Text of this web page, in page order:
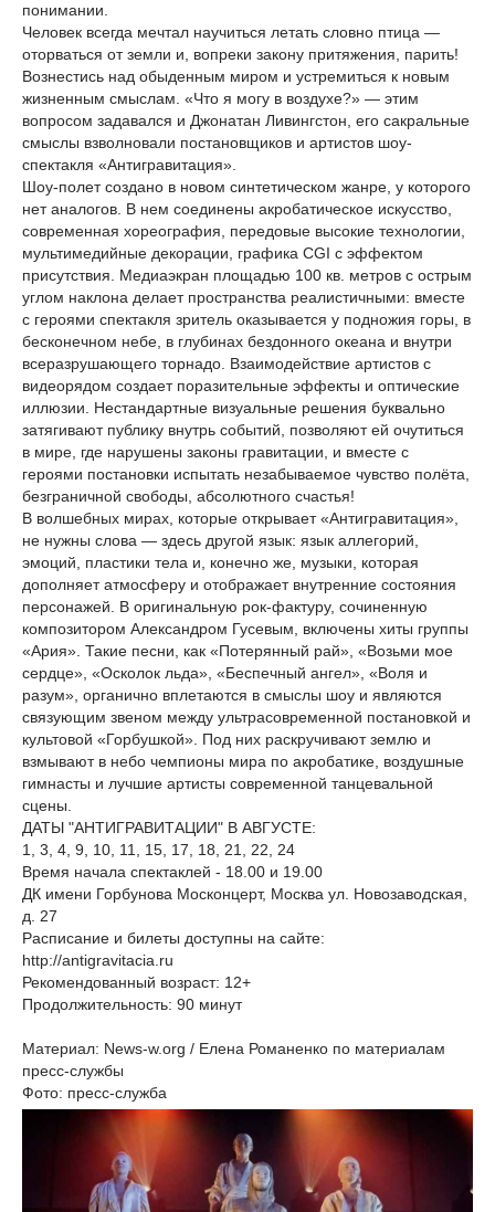
понимании.
Человек всегда мечтал научиться летать словно птица —
оторваться от земли и, вопреки закону притяжения, парить!
Вознестись над обыденным миром и устремиться к новым
жизненным смыслам. «Что я могу в воздухе?» — этим
вопросом задавался и Джонатан Ливингстон, его сакральные
смыслы взволновали постановщиков и артистов шоу-
спектакля «Антигравитация».
Шоу-полет создано в новом синтетическом жанре, у которого
нет аналогов. В нем соединены акробатическое искусство,
современная хореография, передовые высокие технологии,
мультимедийные декорации, графика CGI с эффектом
присутствия. Медиаэкран площадью 100 кв. метров с острым
углом наклона делает пространства реалистичными: вместе
с героями спектакля зритель оказывается у подножия горы, в
бесконечном небе, в глубинах бездонного океана и внутри
всеразрушающего торнадо. Взаимодействие артистов с
видеорядом создает поразительные эффекты и оптические
иллюзии. Нестандартные визуальные решения буквально
затягивают публику внутрь событий, позволяют ей очутиться
в мире, где нарушены законы гравитации, и вместе с
героями постановки испытать незабываемое чувство полёта,
безграничной свободы, абсолютного счастья!
В волшебных мирах, которые открывает «Антигравитация»,
не нужны слова — здесь другой язык: язык аллегорий,
эмоций, пластики тела и, конечно же, музыки, которая
дополняет атмосферу и отображает внутренние состояния
персонажей. В оригинальную рок-фактуру, сочиненную
композитором Александром Гусевым, включены хиты группы
«Ария». Такие песни, как «Потерянный рай», «Возьми мое
сердце», «Осколок льда», «Беспечный ангел», «Воля и
разум», органично вплетаются в смыслы шоу и являются
связующим звеном между ультрасовременной постановкой и
культовой «Горбушкой». Под них раскручивают землю и
взмывают в небо чемпионы мира по акробатике, воздушные
гимнасты и лучшие артисты современной танцевальной
сцены.
ДАТЫ "АНТИГРАВИТАЦИИ" В АВГУСТЕ:
1, 3, 4, 9, 10, 11, 15, 17, 18, 21, 22, 24
Время начала спектаклей - 18.00 и 19.00
ДК имени Горбунова Москонцерт, Москва ул. Новозаводская,
д. 27
Расписание и билеты доступны на сайте:
http://antigravitacia.ru
Рекомендованный возраст: 12+
Продолжительность: 90 минут
Материал: News-w.org / Елена Романенко по материалам
пресс-службы
Фото: пресс-служба